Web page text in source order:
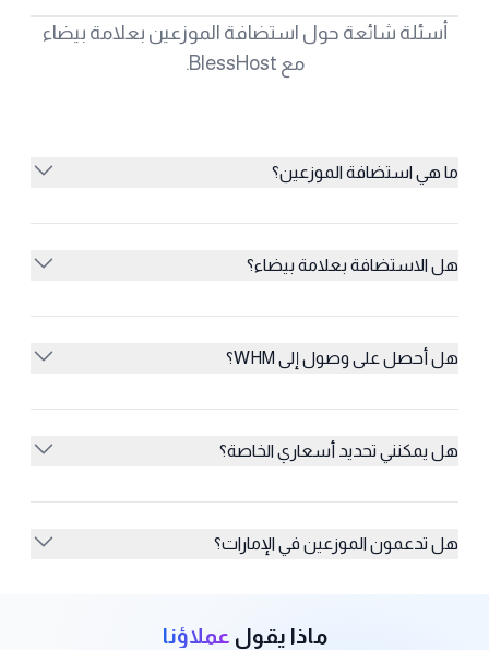
أسئلة شائعة حول استضافة الموزعين بعلامة بيضاء
مع BlessHost.
ما هي استضافة الموزعين؟
هل الاستضافة بعلامة بيضاء؟
هل أحصل على وصول إلى WHM؟
هل يمكنني تحديد أسعاري الخاصة؟
هل تدعمون الموزعين في الإمارات؟
ماذا يقول عملاؤنا